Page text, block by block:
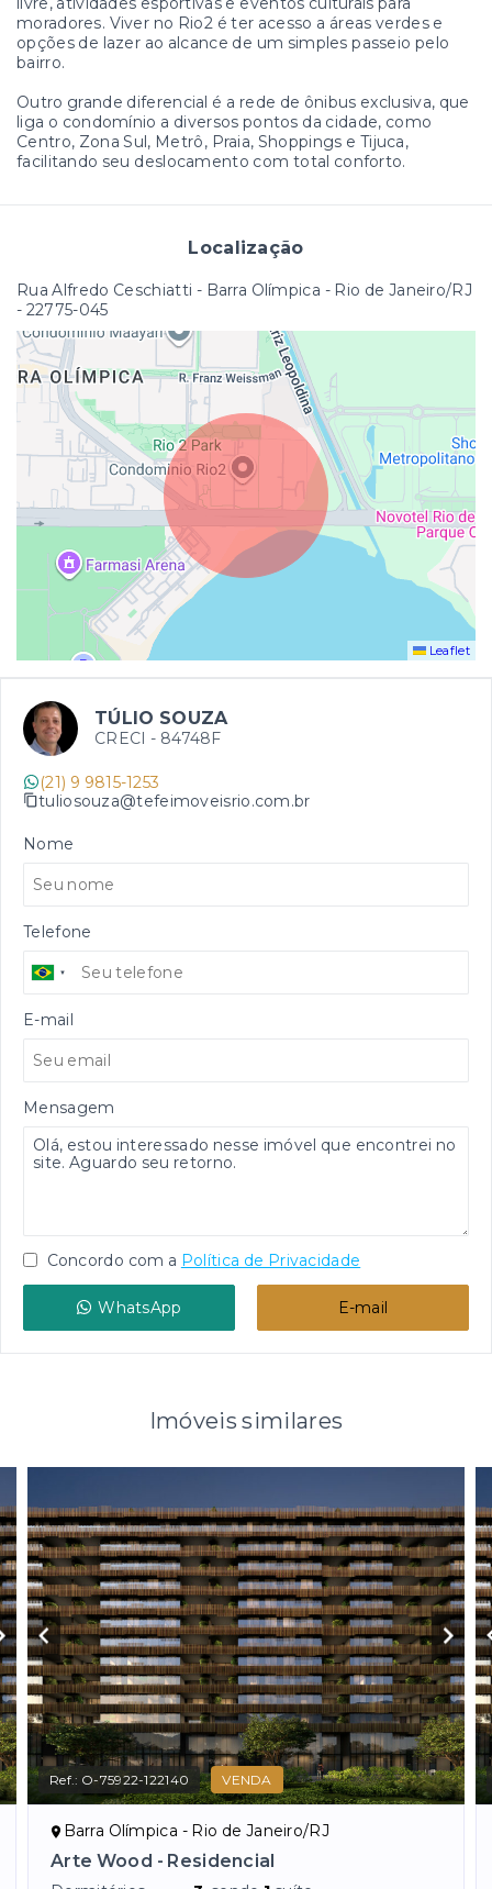
moradores. Viver no Rio2 é ter acesso a áreas verdes e
opções de lazer ao alcance de um simples passeio pelo
bairro.
Outro grande diferencial é a rede de ônibus exclusiva, que
liga o condomínio a diversos pontos da cidade, como
Centro, Zona Sul, Metrô, Praia, Shoppings e Tijuca,
facilitando seu deslocamento com total conforto.
Localização
Rua Alfredo Ceschiatti - Barra Olímpica - Rio de Janeiro/RJ
- 22775-045
Leaflet
TÚLIO SOUZA
CRECI - 84748F
(21) 9 9815-1253
tuliosouza@tefeimoveisrio.com.br
Nome
Telefone
E-mail
Mensagem
Concordo com a Política de Privacidade
WhatsApp E-mail
Imóveis similares
Ref.: O-75922-122140 VENDA
Barra Olímpica - Rio de Janeiro/RJ
Arte Wood - Residencial